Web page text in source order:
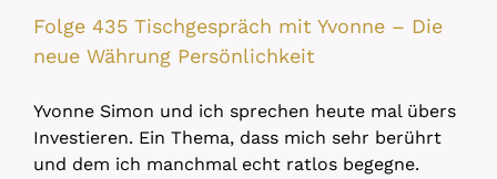
Folge 435 Tischgespräch mit Yvonne – Die
neue Währung Persönlichkeit
Yvonne Simon und ich sprechen heute mal übers
Investieren. Ein Thema, dass mich sehr berührt
und dem ich manchmal echt ratlos begegne.